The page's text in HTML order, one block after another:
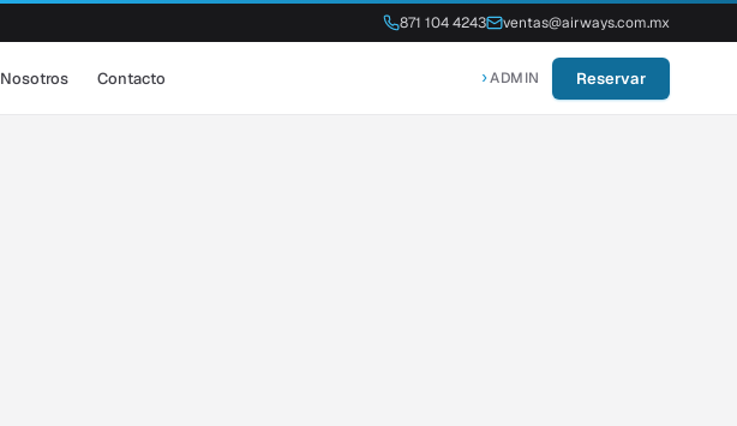
871 104 4243 ventas@airways.com.mx
Nosotros Contacto ›ADMIN Reservar